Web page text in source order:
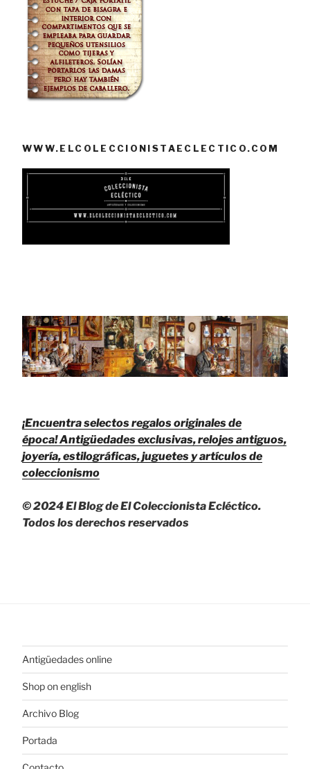
WWW.ELCOLECCIONISTAECLECTICO.COM
¡Encuentra selectos regalos originales de
época!Antigüedades exclusivas, relojes antiguos,
joyería, estilográficas, juguetes y artículos de
coleccionismo
© 2024 El Blog de El Coleccionista Ecléctico.
Todos los derechos reservados
Antigüedades online
Shop on english
Archivo Blog
Portada